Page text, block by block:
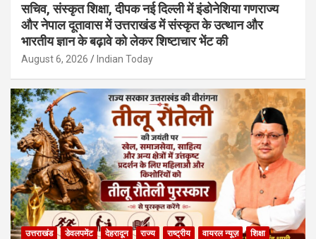
सचिव, संस्कृत शिक्षा, दीपक नई दिल्ली में इंडोनेशिया गणराज्य
और नेपाल दूतावास में उत्तराखंड में संस्कृत के उत्थान और
भारतीय ज्ञान के बढ़ावे को लेकर शिष्टाचार भेंट की
August 6, 2026 Indian Today
उत्तराखंड डेवलपमेंट देहरादून राज्य राष्ट्रीय वायरल न्यूज़
शिक्षा